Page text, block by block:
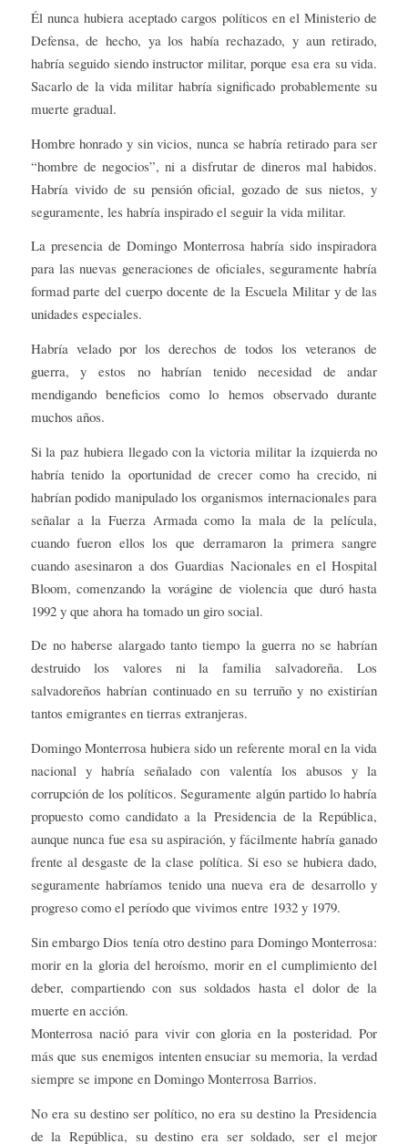
Él nunca hubiera aceptado cargos políticos en el Ministerio de
Defensa, de hecho, ya los había rechazado, y aun retirado,
habría seguido siendo instructor militar, porque esa era su vida.
Sacarlo de la vida militar habría significado probablemente su
muerte gradual.
Hombre honrado y sin vicios, nunca se habría retirado para ser
“hombre de negocios”, ni a disfrutar de dineros mal habidos.
Habría vivido de su pensión oficial, gozado de sus nietos, y
seguramente, les habría inspirado el seguir la vida militar.
La presencia de Domingo Monterrosa habría sido inspiradora
para las nuevas generaciones de oficiales, seguramente habría
formad parte del cuerpo docente de la Escuela Militar y de las
unidades especiales.
Habría velado por los derechos de todos los veteranos de
guerra, y estos no habrían tenido necesidad de andar
mendigando beneficios como lo hemos observado durante
muchos años.
Si la paz hubiera llegado con la victoria militar la izquierda no
habría tenido la oportunidad de crecer como ha crecido, ni
habrían podido manipulado los organismos internacionales para
señalar a la Fuerza Armada como la mala de la película,
cuando fueron ellos los que derramaron la primera sangre
cuando asesinaron a dos Guardias Nacionales en el Hospital
Bloom, comenzando la vorágine de violencia que duró hasta
1992 y que ahora ha tomado un giro social.
De no haberse alargado tanto tiempo la guerra no se habrían
destruido los valores ni la familia salvadoreña. Los
salvadoreños habrían continuado en su terruño y no existirían
tantos emigrantes en tierras extranjeras.
Domingo Monterrosa hubiera sido un referente moral en la vida
nacional y habría señalado con valentía los abusos y la
corrupción de los políticos. Seguramente algún partido lo habría
propuesto como candidato a la Presidencia de la República,
aunque nunca fue esa su aspiración, y fácilmente habría ganado
frente al desgaste de la clase política. Si eso se hubiera dado,
seguramente habríamos tenido una nueva era de desarrollo y
progreso como el período que vivimos entre 1932 y 1979.
Sin embargo Dios tenía otro destino para Domingo Monterrosa:
morir en la gloria del heroísmo, morir en el cumplimiento del
deber, compartiendo con sus soldados hasta el dolor de la
muerte en acción.
Monterrosa nació para vivir con gloria en la posteridad. Por
más que sus enemigos intenten ensuciar su memoria, la verdad
siempre se impone en Domingo Monterrosa Barrios.
No era su destino ser político, no era su destino la Presidencia
de la República, su destino era ser soldado, ser el mejor